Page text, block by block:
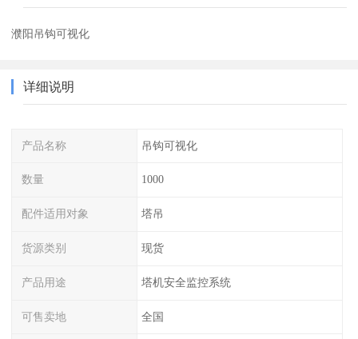
濮阳吊钩可视化
详细说明
产品名称 吊钩可视化
数量 1000
配件适用对象 塔吊
货源类别 现货
产品用途 塔机安全监控系统
可售卖地 全国